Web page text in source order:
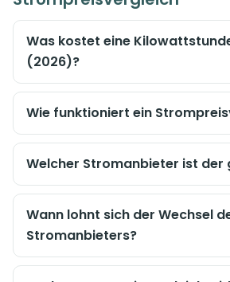
Was kostet eine
(2026)?
Wie funktioniert ein
Welcher Stromanbieter ist der
Wann lohnt sich der Wechsel
Stromanbieters?